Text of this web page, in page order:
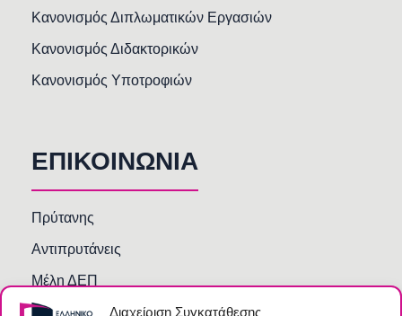
Διαχείριση Συγκατάθεσης
Κανονισμός Διπλωματικών Εργασιών
Κανονισμός Διδακτορικών
Κανονισμός Υποτροφιών
ΕΠΙΚΟΙΝΩΝΙΑ
Πρύτανης
Αντιπρυτάνεις
Μέλη ΔΕΠ
Τμήματα και Υπηρεσίες